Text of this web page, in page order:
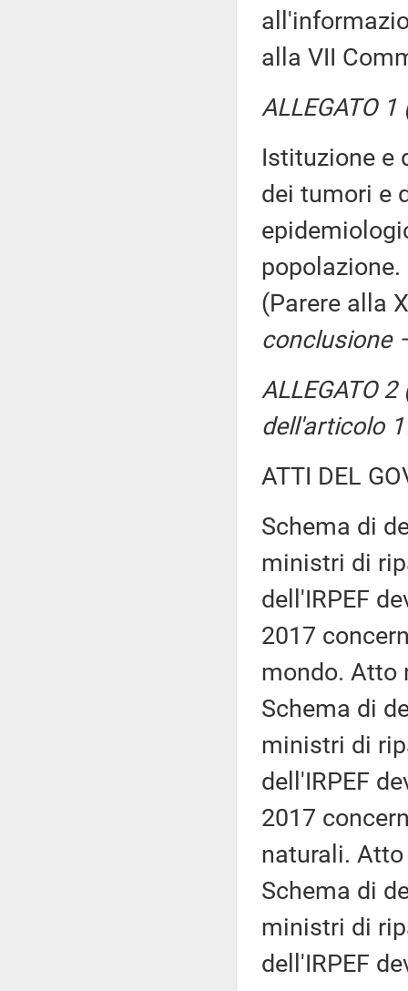
alla VII
ALLEGATO
Istituzione e
dei tumori e
popolazione.
(Parere alla
conclusione
ALLEGATO
dell'articolo
ATTI DEL
Schema di
ministri di
dell'IRPEF
2017
mondo. Atto
Schema di
ministri di
dell'IRPEF
2017
naturali.
Schema di
ministri di
dell'IRPEF